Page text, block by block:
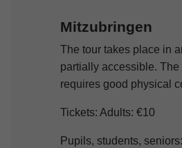
Mitzubringen
The tour takes place in
partially accessible. The
requires good physical
Tickets: Adults: €10
Pupils, students,